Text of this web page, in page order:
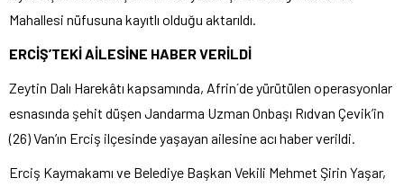
Mahallesi nüfusuna kayıtlı olduğu aktarıldı.
ERCİŞ’TEKİ AİLESİNE HABER VERİLDİ
Zeytin Dalı Harekâtı kapsamında, Afrin´de yürütülen operasyonlar
esnasında şehit düşen Jandarma Uzman Onbaşı Rıdvan Çevik’in
(26) Van’ın Erciş ilçesinde yaşayan ailesine acı haber verildi.
Erciş Kaymakamı ve Belediye Başkan Vekili Mehmet Şirin Yaşar,